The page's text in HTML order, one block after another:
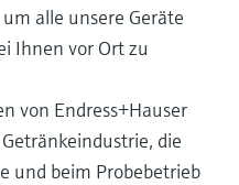
alle unsere Geräte
Ihnen vor Ort zu
von Endress+Hauser
die
und beim Probebetrieb